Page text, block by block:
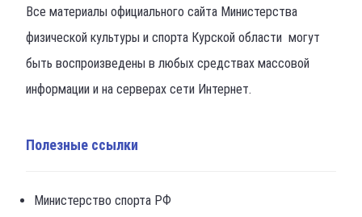
Все материалы официального сайта Министерства
физической культуры и спорта Курской области могут
быть воспроизведены в любых средствах массовой
информации и на серверах сети Интернет.
Полезные ссылки
Министерство спорта РФ